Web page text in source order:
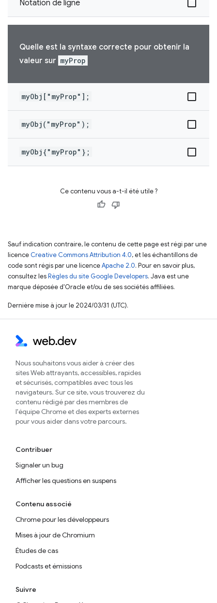
Notation de ligne
Quelle est la syntaxe correcte pour obtenir la
valeur sur myProp
myObj["myProp"];
myObj("myProp");
myObj{"myProp"};
Ce contenu vous a-t-il été utile ?
Sauf indication contraire, le contenu de cette page est régi par une
licence Creative Commons Attribution 4.0, et les échantillons de
code sont régis par une licenceApache 2.0. Pour en savoir plus,
consultez lesRègles du site Google Developers. Java est une
marque déposée d'Oracle et/ou de ses sociétés affiliées.
Dernière mise à jour le 2024/03/31 (UTC).
Nous souhaitons vous aider à créer des
sites Web attrayants, accessibles, rapides
et sécurisés, compatibles avec tous les
navigateurs. Sur ce site, vous trouverez du
contenu rédigé par des membres de
l'équipe Chrome et des experts externes
pour vous aider dans votre parcours.
Contribuer
Signaler un bug
Afficher les questions en suspens
Contenu associé
Chrome pour les développeurs
Mises à jour de Chromium
Études de cas
Podcasts et émissions
Suivre